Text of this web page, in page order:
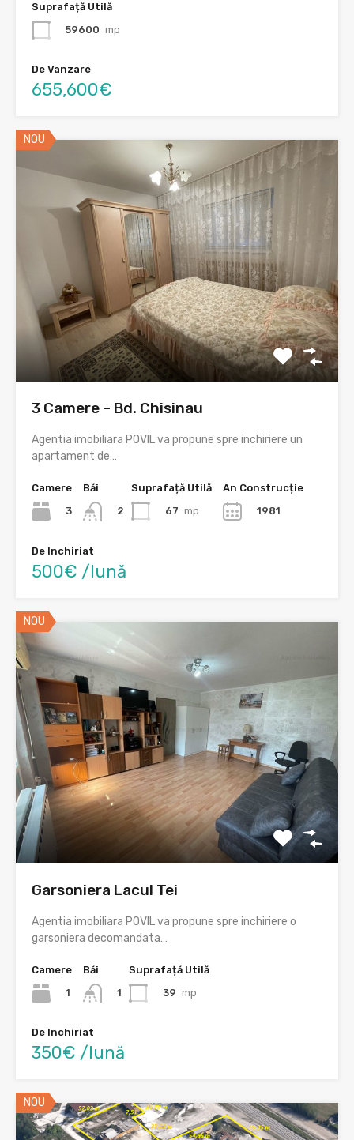
Suprafață Utilă
59600 mp
De Vanzare
655,600€
NOU
3 Camere – Bd. Chisinau
Agentia imobiliara POVIL va propune spre inchiriere un
apartament de…
Camere
3
Băi
2
Suprafață Utilă
67 mp
An Construcție
1981
De Inchiriat
500€ /lună
NOU
Garsoniera Lacul Tei
Agentia imobiliara POVIL va propune spre inchiriere o
garsoniera decomandata…
Camere
1
Băi
1
Suprafață Utilă
39 mp
De Inchiriat
350€ /lună
NOU